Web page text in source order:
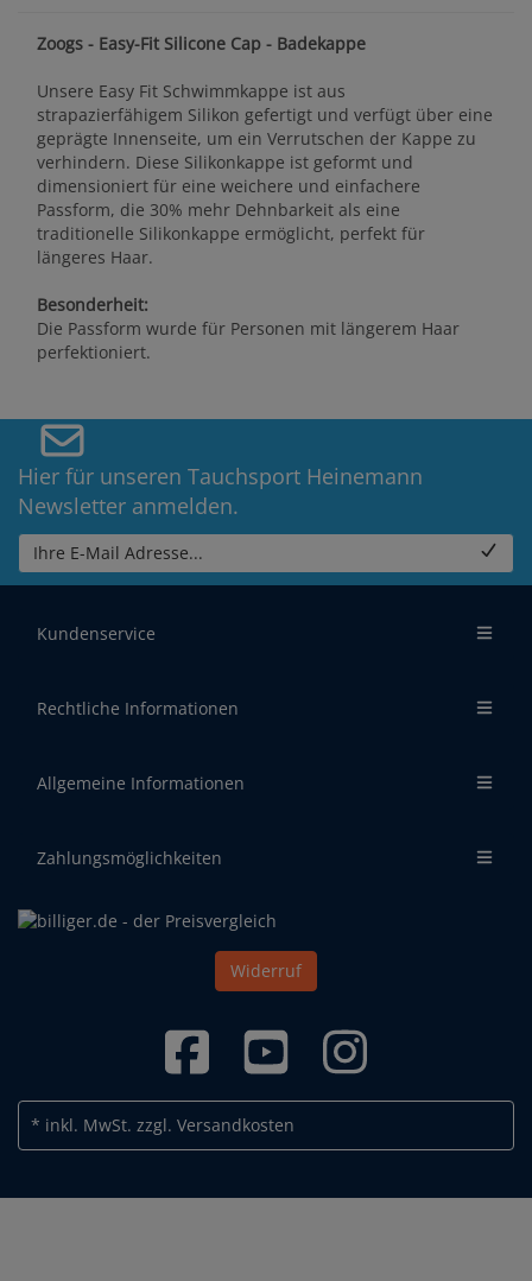
Zoogs - Easy-Fit Silicone Cap - Badekappe
Unsere Easy Fit Schwimmkappe ist aus
strapazierfähigem Silikon gefertigt und verfügt über eine
geprägte Innenseite, um ein Verrutschen der Kappe zu
verhindern. Diese Silikonkappe ist geformt und
dimensioniert für eine weichere und einfachere
Passform, die 30% mehr Dehnbarkeit als eine
traditionelle Silikonkappe ermöglicht, perfekt für
längeres Haar.
Besonderheit:
Die Passform wurde für Personen mit längerem Haar
perfektioniert.
Hier für unseren Tauchsport Heinemann
Newsletter anmelden.
Ihre E-Mail Adresse...
Kundenservice
Rechtliche Informationen
Allgemeine Informationen
Zahlungsmöglichkeiten
Widerruf
* inkl. MwSt. zzgl. Versandkosten